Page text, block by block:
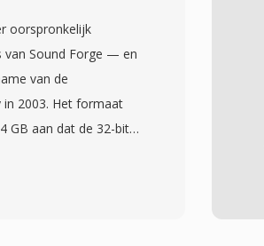
en albumhoezen met
verscheen in
voordeel gaf ten
formaten. De
geleverd onder de
door derden
oorspronkelijk
Sound Forge — en
van de
in 2003. Het formaat
GB aan dat de 32-bit
één beperking die